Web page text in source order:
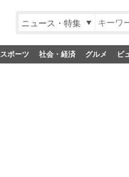
ニュース・特集
スポーツ 社会・経済 グルメ ビ